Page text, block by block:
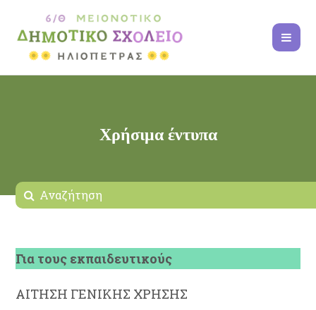
Χρήσιμα έντυπα
Για τους εκπαιδευτικούς
ΑΙΤΗΣΗ ΓΕΝΙΚΗΣ ΧΡΗΣΗΣ